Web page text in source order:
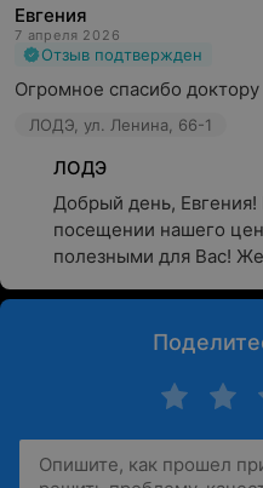
Евгения
7 апреля 2026
Отзыв подтвержден
Огромное спасибо
ЛОДЭ, ул. Ленина, 66-1
ЛОДЭ
Добрый день, Евгения!
посещении нашего
полезными для Вас!